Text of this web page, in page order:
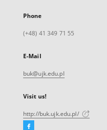
Phone
(+48) 41 349 71 55
E-Mail
buk@ujk.edu.pl
Visit us!
http://buk.ujk.edu.pl/
Facebook